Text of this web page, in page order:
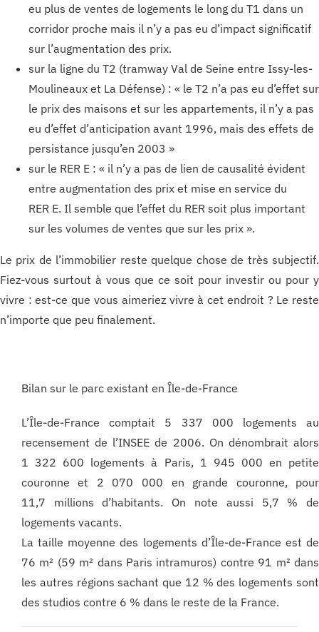
eu plus de ventes de logements le long du T1 dans un
corridor proche mais il n’y a pas eu d’impact significatif
sur l’augmentation des prix.
sur la ligne du T2 (tramway Val de Seine entre Issy-les-
Moulineaux et La Défense) : « le T2 n’a pas eu d’effet sur
le prix des maisons et sur les appartements, il n’y a pas
eu d’effet d’anticipation avant 1996, mais des effets de
persistance jusqu’en 2003 »
sur le RER E : « il n’y a pas de lien de causalité évident
entre augmentation des prix et mise en service du
RER E. Il semble que l’effet du RER soit plus important
sur les volumes de ventes que sur les prix ».
Le prix de l’immobilier reste quelque chose de très subjectif.
Fiez-vous surtout à vous que ce soit pour investir ou pour y
vivre : est-ce que vous aimeriez vivre à cet endroit ? Le reste
n’importe que peu finalement.
Bilan sur le parc existant en Île-de-France
L’Île-de-France comptait 5 337 000 logements au
recensement de l’INSEE de 2006. On dénombrait alors
1 322 600 logements à Paris, 1 945 000 en petite
couronne et 2 070 000 en grande couronne, pour
11,7 millions d’habitants. On note aussi 5,7 % de
logements vacants.
La taille moyenne des logements d’Île-de-France est de
76 m² (59 m² dans Paris intramuros) contre 91 m² dans
les autres régions sachant que 12 % des logements sont
des studios contre 6 % dans le reste de la France.